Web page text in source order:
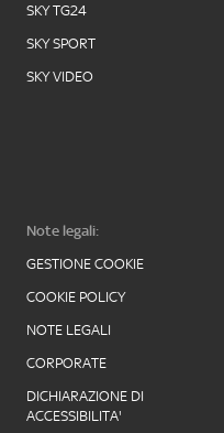
SKY TG24
SKY SPORT
SKY VIDEO
Note legali:
GESTIONE COOKIE
COOKIE POLICY
NOTE LEGALI
CORPORATE
DICHIARAZIONE DI
ACCESSIBILITA'